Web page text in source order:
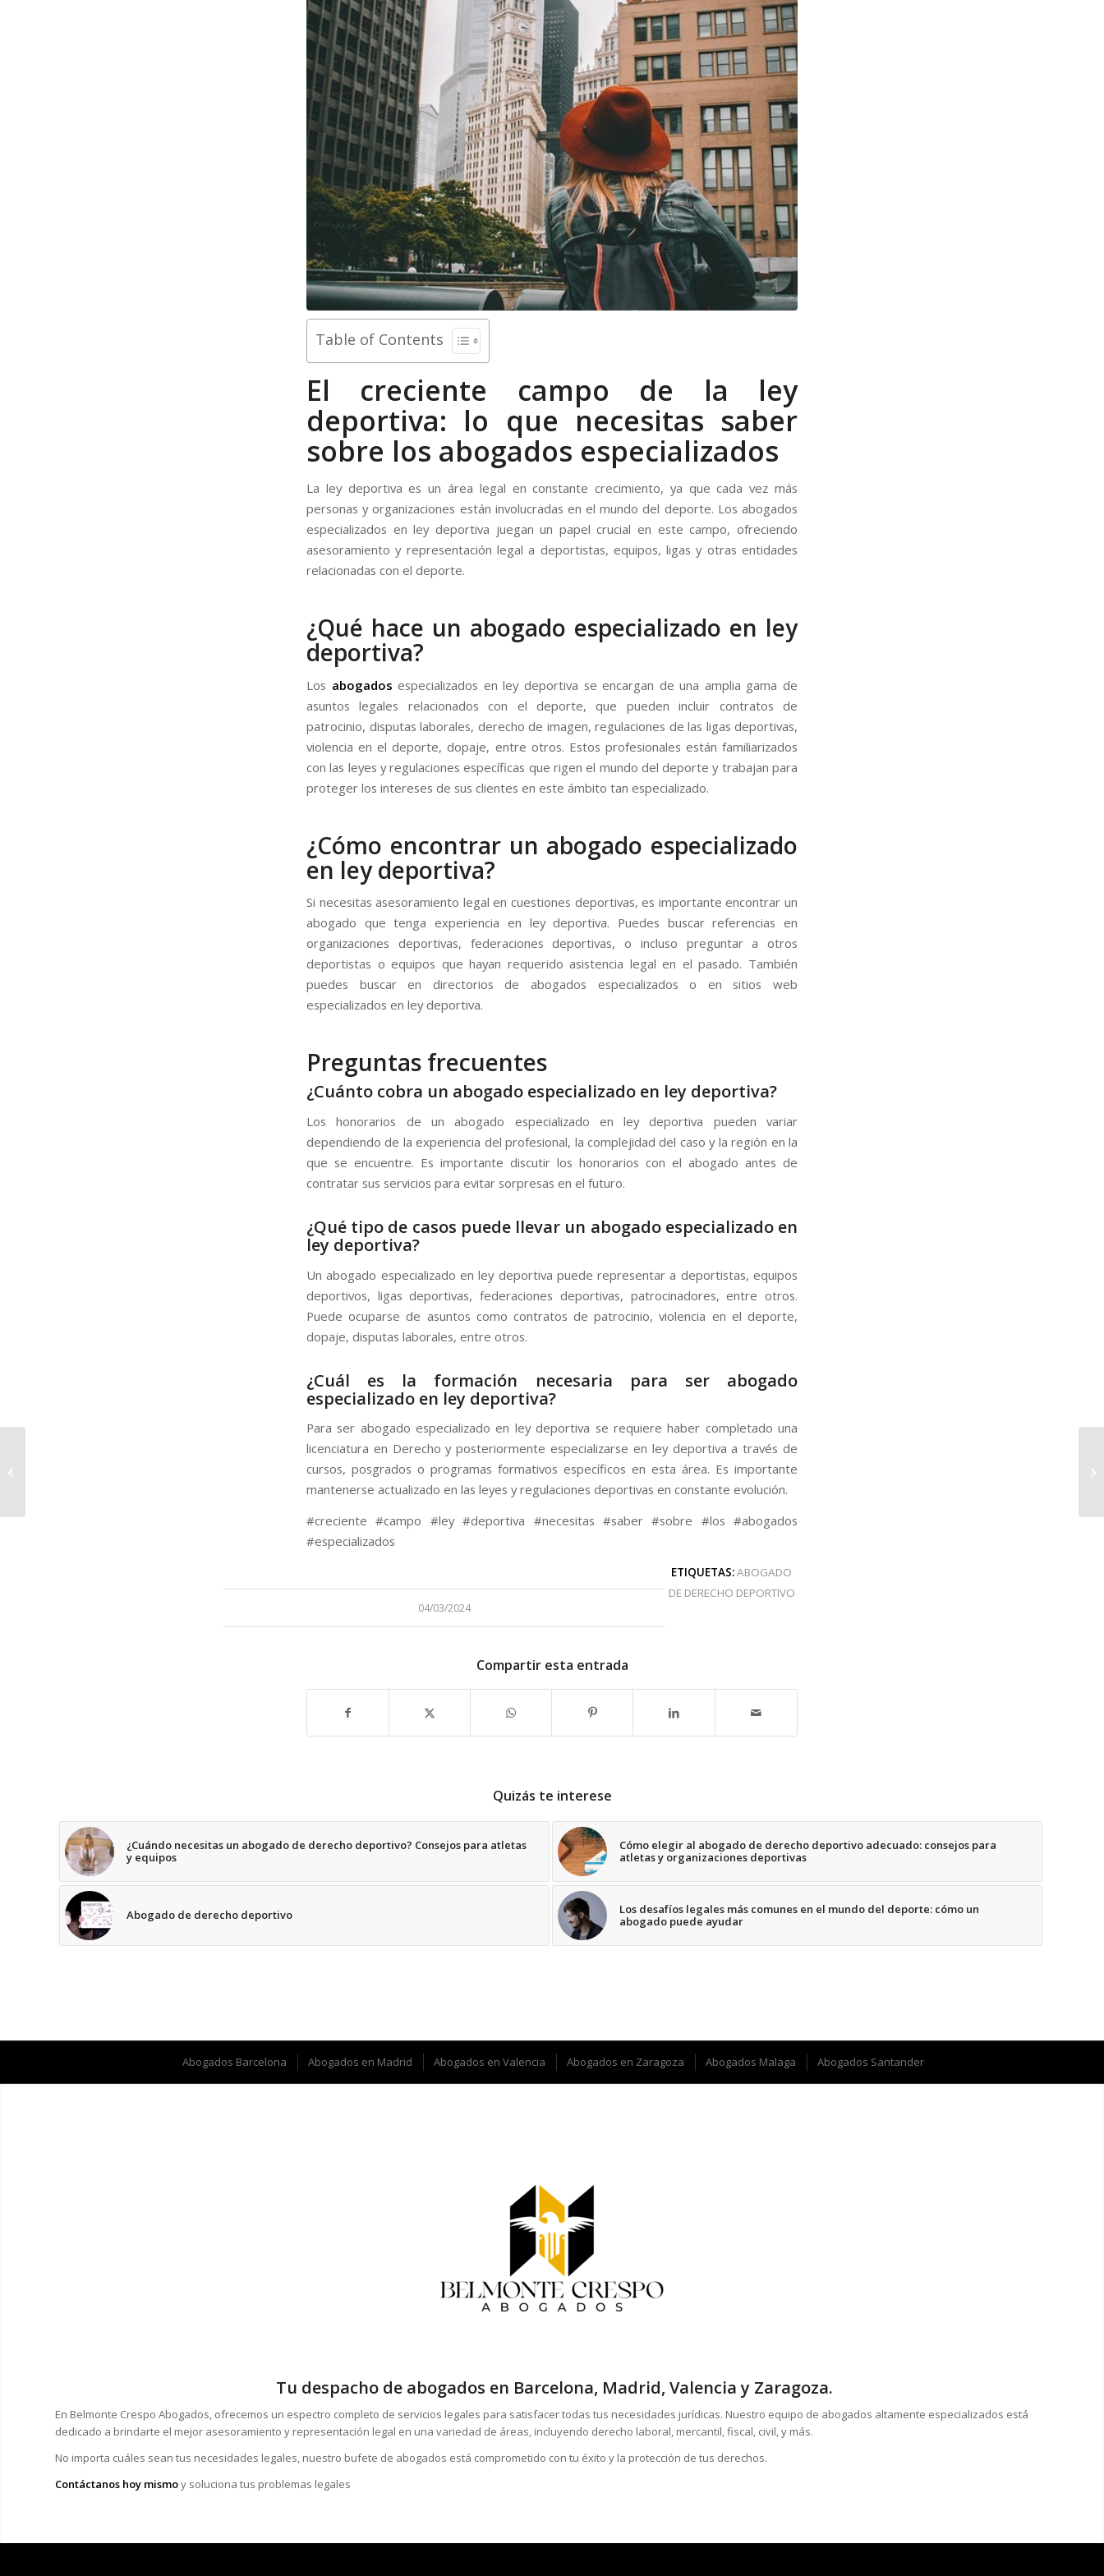
Table of Contents
El creciente campo de la ley
deportiva: lo que necesitas saber
sobre los abogados especializados
La ley deportiva es un área legal en constante crecimiento, ya que cada vez más
personas y organizaciones están involucradas en el mundo del deporte. Los abogados
especializados en ley deportiva juegan un papel crucial en este campo, ofreciendo
asesoramiento y representación legal a deportistas, equipos, ligas y otras entidades
relacionadas con el deporte.
¿Qué hace un abogado especializado en ley
deportiva?
Los abogados especializados en ley deportiva se encargan de una amplia gama de
asuntos legales relacionados con el deporte, que pueden incluir contratos de
patrocinio, disputas laborales, derecho de imagen, regulaciones de las ligas deportivas,
violencia en el deporte, dopaje, entre otros. Estos profesionales están familiarizados
con las leyes y regulaciones específicas que rigen el mundo del deporte y trabajan para
proteger los intereses de sus clientes en este ámbito tan especializado.
¿Cómo encontrar un abogado especializado
en ley deportiva?
Si necesitas asesoramiento legal en cuestiones deportivas, es importante encontrar un
abogado que tenga experiencia en ley deportiva. Puedes buscar referencias en
organizaciones deportivas, federaciones deportivas, o incluso preguntar a otros
deportistas o equipos que hayan requerido asistencia legal en el pasado. También
puedes buscar en directorios de abogados especializados o en sitios web
especializados en ley deportiva.
Preguntas frecuentes
¿Cuánto cobra un abogado especializado en ley deportiva?
Los honorarios de un abogado especializado en ley deportiva pueden variar
dependiendo de la experiencia del profesional, la complejidad del caso y la región en la
que se encuentre. Es importante discutir los honorarios con el abogado antes de
contratar sus servicios para evitar sorpresas en el futuro.
¿Qué tipo de casos puede llevar un abogado especializado en
ley deportiva?
Un abogado especializado en ley deportiva puede representar a deportistas, equipos
deportivos, ligas deportivas, federaciones deportivas, patrocinadores, entre otros.
Puede ocuparse de asuntos como contratos de patrocinio, violencia en el deporte,
dopaje, disputas laborales, entre otros.
¿Cuál es la formación necesaria para ser abogado
especializado en ley deportiva?
Para ser abogado especializado en ley deportiva se requiere haber completado una
licenciatura en Derecho y posteriormente especializarse en ley deportiva a través de
cursos, posgrados o programas formativos específicos en esta área. Es importante
mantenerse actualizado en las leyes y regulaciones deportivas en constante evolución.
#creciente #campo #ley #deportiva #necesitas #saber #sobre #los #abogados
#especializados
04/03/2024
ETIQUETAS:ABOGADO
DE DERECHO DEPORTIVO
Compartir esta entrada
Quizás te interese
¿Cuándo necesitas un abogado de derecho deportivo? Consejos para atletas
y equipos
Cómo elegir al abogado de derecho deportivo adecuado: consejos para
atletas y organizaciones deportivas
Abogado de derecho deportivo
Los desafíos legales más comunes en el mundo del deporte: cómo un
abogado puede ayudar
Abogados Barcelona Abogados en Madrid Abogados en Valencia Abogados en Zaragoza Abogados Malaga Abogados Santander
Tu despacho de abogados en Barcelona, Madrid, Valencia y Zaragoza.
En Belmonte Crespo Abogados, ofrecemos un espectro completo de servicios legales para satisfacer todas tus necesidades jurídicas. Nuestro equipo de abogados altamente especializados está
dedicado a brindarte el mejor asesoramiento y representación legal en una variedad de áreas, incluyendo derecho laboral, mercantil, fiscal, civil, y más.
No importa cuáles sean tus necesidades legales, nuestro bufete de abogados está comprometido con tu éxito y la protección de tus derechos.
Contáctanos hoy mismoy soluciona tus problemas legales